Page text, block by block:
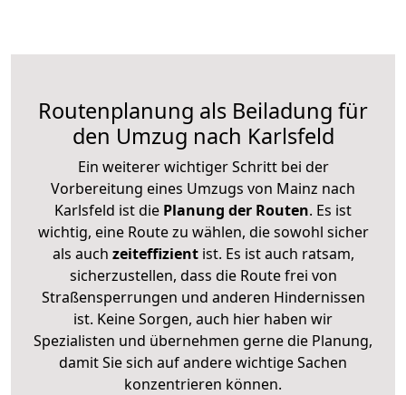
Routenplanung als Beiladung für
den Umzug nach Karlsfeld
Ein weiterer wichtiger Schritt bei der
Vorbereitung eines Umzugs von Mainz nach
Karlsfeld ist die Planung der Routen. Es ist
wichtig, eine Route zu wählen, die sowohl sicher
als auch zeiteffizientist. Es ist auch ratsam,
sicherzustellen, dass die Route frei von
Straßensperrungen und anderen Hindernissen
ist. Keine Sorgen, auch hier haben wir
Spezialisten und übernehmen gerne die Planung,
damit Sie sich auf andere wichtige Sachen
konzentrieren können.